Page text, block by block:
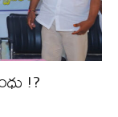
!?